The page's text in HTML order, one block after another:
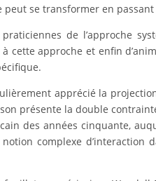
se transformer en passant
de l’approche
cette approche et enfin
apprécié la
présente la double
des années cinquante,
complexe d’interaction